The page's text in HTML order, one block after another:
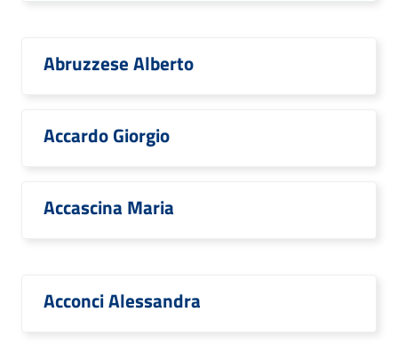
Abruzzese Alberto
Accardo Giorgio
Accascina Maria
Acconci Alessandra